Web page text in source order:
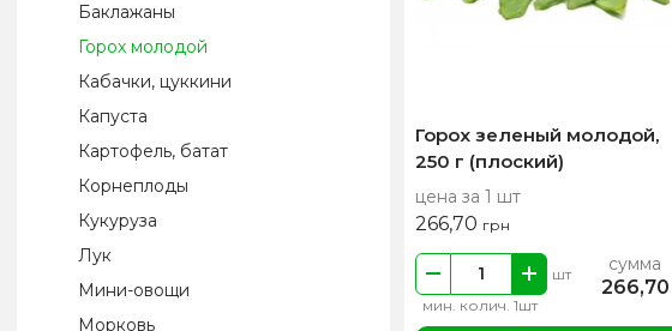
Баклажаны
Горох молодой
Кабачки, цуккини
Капуста
Картофель, батат
Корнеплоды
Кукуруза
Лук
Мини-овощи
Морковь
Горох зеленый молодой,
250 г (плоский)
цена за 1 шт
266,70 грн
мин. колич. 1шт
шт сумма
266,70